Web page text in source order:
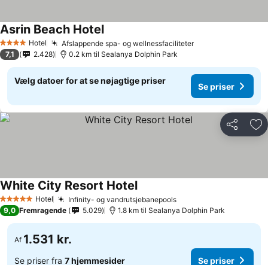
4 StjernerHotel Afslappende spa- og wellnessfaciliteter
Asrin Beach Hotel
7,1 2.428 0.2 km til Sealanya Dolphin Park
Vælg datoer for at se nøjagtige priser
Se priser
Del
5 Stjerner Hotel Infinity- og vandrutsjebanepools
White City Resort Hotel
9,0 Fremragende 5.029 1.8 km til Sealanya Dolphin Park
Af 1.531 kr.
Se priser fra 7 hjemmesider Se priser